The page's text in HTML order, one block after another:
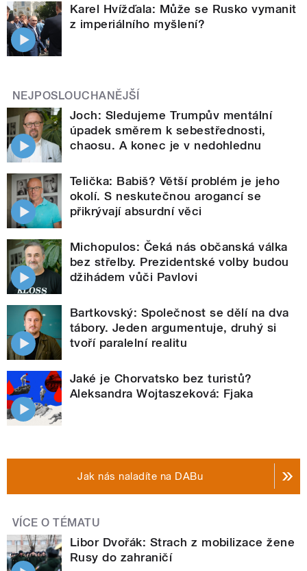
Karel Hvížďala: Může se Rusko vymanit
z imperiálního myšlení?
NEJPOSLOUCHANĚJŠÍ
Joch: Sledujeme Trumpův mentální
úpadek směrem k sebestřednosti,
chaosu. A konec je v nedohlednu
Telička: Babiš? Větší problém je jeho
okolí. S neskutečnou arogancí se
přikrývají absurdní věci
Michopulos: Čeká nás občanská válka
bez střelby. Prezidentské volby budou
džihádem vůči Pavlovi
Bartkovský: Společnost se dělí na dva
tábory. Jeden argumentuje, druhý si
tvoří paralelní realitu
Jaké je Chorvatsko bez turistů?
Aleksandra Wojtaszeková: Fjaka
Jak nás naladíte na DABu
VÍCE O TÉMATU
Libor Dvořák: Strach z mobilizace žene
Rusy do zahraničí